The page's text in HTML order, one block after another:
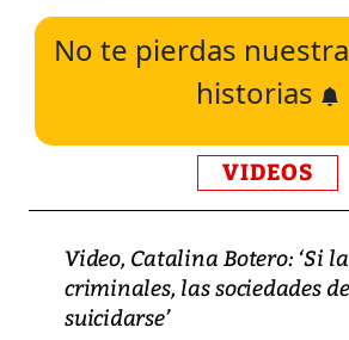
No te pierdas
historias
VIDEOS
Video, Catalina Botero: ‘Si
criminales, las sociedades
suicidarse’